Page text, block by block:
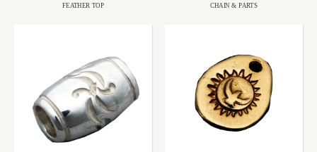
FEATHER TOP CHAIN & PARTS